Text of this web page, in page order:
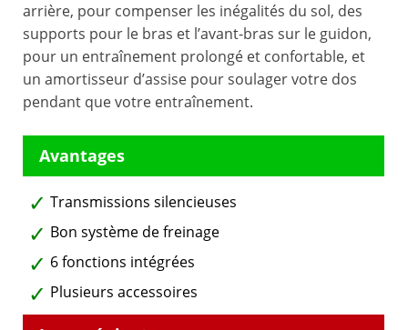
arrière, pour compenser les inégalités du sol, des
supports pour le bras et l’avant-bras sur le guidon,
pour un entraînement prolongé et confortable, et
un amortisseur d’assise pour soulager votre dos
pendant que votre entraînement.
Transmissions silencieuses
Bon système de freinage
6 fonctions intégrées
Plusieurs accessoires